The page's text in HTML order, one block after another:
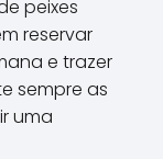
peixes
reservar
e trazer
sempre as
uma